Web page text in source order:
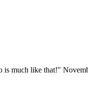
is much like that!"